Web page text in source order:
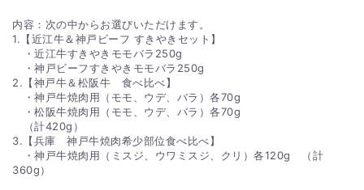
内容：次の中からお選びいただけます。
1.【近江牛＆神戸ビーフ すきやきセット】
・近江牛すきやきモモバラ250g
・神戸ビーフすきやきモモバラ250g
2.【神戸牛＆松阪牛 食べ比べ】
・神戸牛焼肉用（モモ、ウデ、バラ）各70g
・松阪牛焼肉用（モモ、ウデ、バラ）各70g
（計420g）
3.【兵庫 神戸牛焼肉希少部位食べ比べ】
・神戸牛焼肉用（ミスジ、ウワミスジ、クリ）各120g （計
360g）